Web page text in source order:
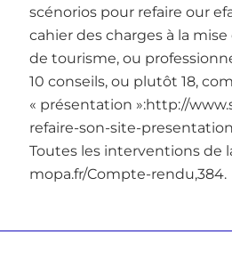
scénorios pour refaire our
cahier des charges à la
de tourisme, ou
10 conseils, ou plutôt 18,
« présentation »:http://
refaire-son-site-
Toutes les interventions de
mopa.fr/Compte-rendu,384.